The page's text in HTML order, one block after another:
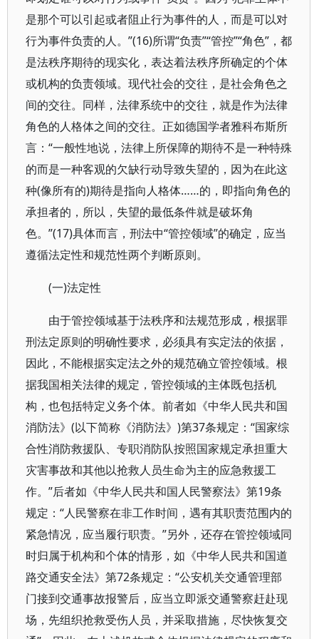
是那个可以引起或者阻止行为事件的人，而是可以对
行为事件负责的人。”(16)所谓“负责”“管控”“角色”，都
是法秩序期待的现实化，表达着法秩序所确定的个体
或机构的负责领域。现代社会的交往，是社会角色之
间的交往。同样，法律系统中的交往，就是作为法律
角色的人格体之间的交往。正如德国学者雅科布斯所
言：“一般性地说，法律上所保障的期待不是一种特殊
的而是一种客观的欠缺行动导致失望的，因为在此这
种(像所有的)期待是指向人格体……的，即指向角色的
承担者的，所以，失望的最低条件就是破坏角
色。”(17)具体而言，刑法中“管控领域”的确定，应当
遵循法定性和规范性两个判断原则。
(一)法定性
由于管控领域基于法秩序和法规范形成，根据罪
刑法定原则的明确性要求，必须具有实定法的依据，
因此，不能根据实定法之外的规范确立管控领域。根
据我国相关法律的规定，管控领域的主体既包括机
构，也包括特定义务个体。前者如《中华人民共和国
消防法》(以下简称《消防法》)第37条规定：“国家综
合性消防救援队、专职消防队按照国家规定承担重大
灾害事故和其他以抢救人员生命为主的应急救援工
作。”后者如《中华人民共和国人民警察法》第19条
规定：“人民警察在非工作时间，遇有其职责范围内的
紧急情况，应当履行职责。”另外，还存在管控领域同
时归属于机构和个体的情形，如《中华人民共和国道
路交通安全法》第72条规定：“公安机关交通管理部
门接到交通事故报警后，应当立即派交通警察赶赴现
场，先组织抢救受伤人员，并采取措施，尽快恢复交